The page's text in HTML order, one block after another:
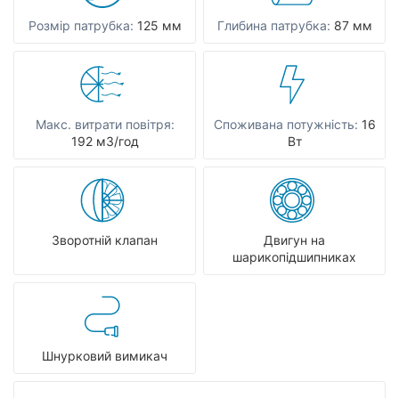
Розмір патрубка: 125 мм Глибина патрубка: 87 мм
Макс. витрати повітря:
192 мЗ/год
Споживана потужність: 16
Вт
Зворотній клапан
Двигун на
шарикопідшипниках
Шнурковий вимикач